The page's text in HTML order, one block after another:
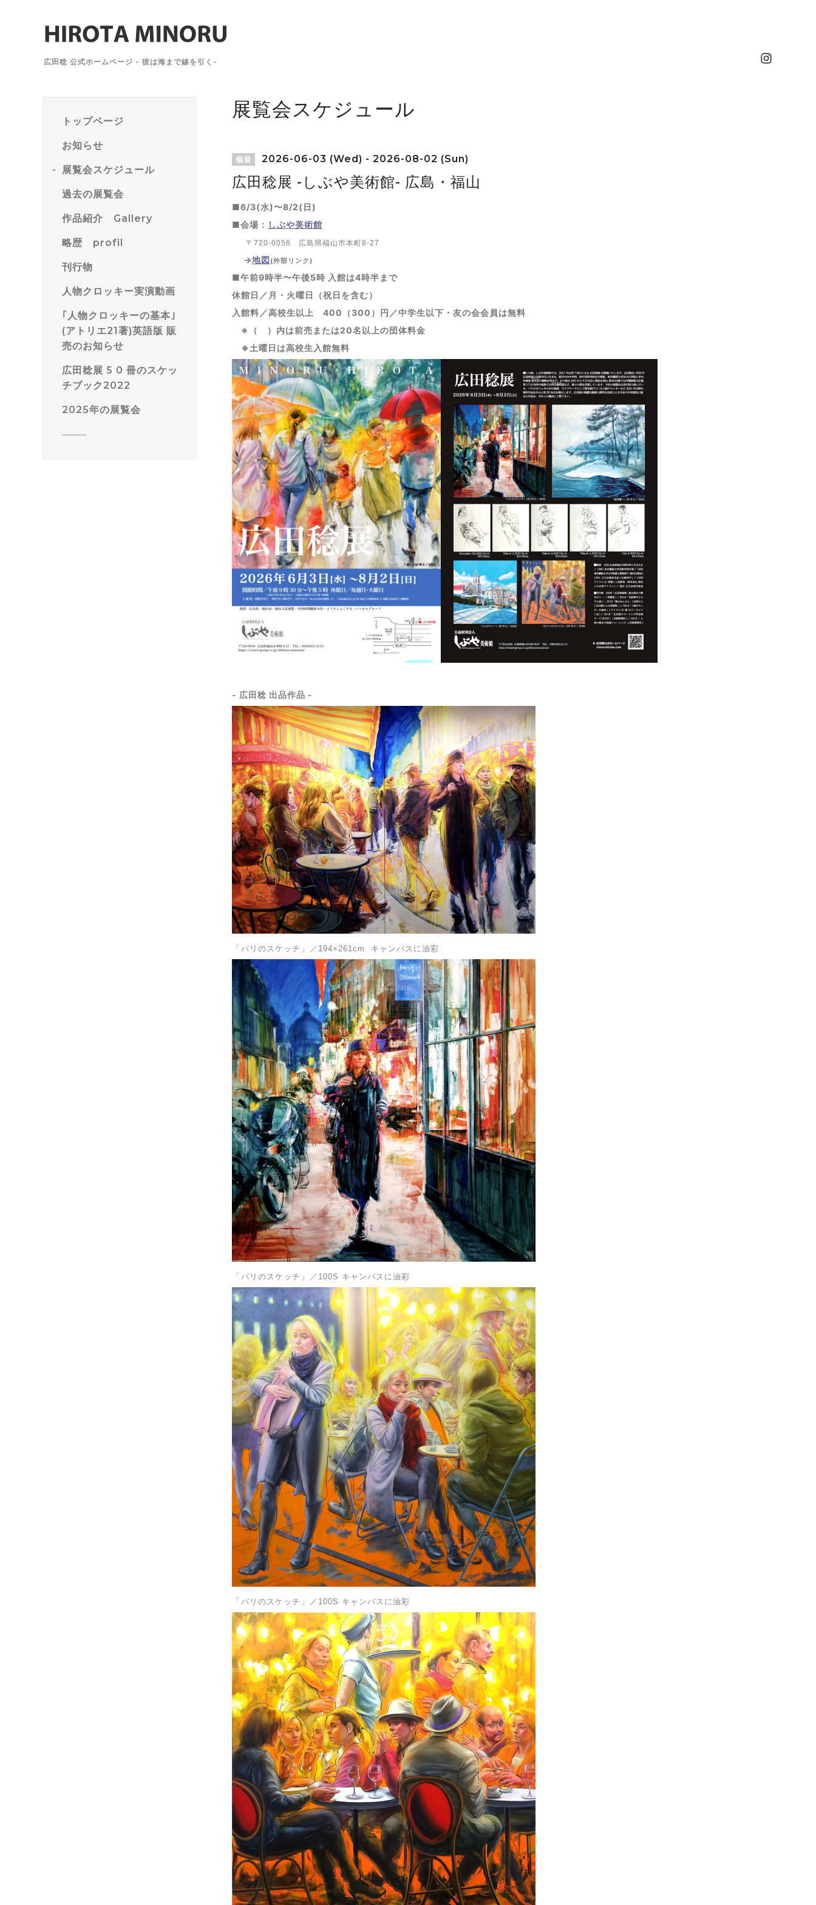
広田稔 公式ホームページ - 彼は海まで線を引く-
トップページ
お知らせ
展覧会スケジュール
過去の展覧会
作品紹介 Gallery
略歴 profil
刊行物
人物クロッキー実演動画
｢人物クロッキーの基本｣
(アトリエ21著)英語版 販
売のお知らせ
広田稔展 5 0 冊のスケッ
チブック2022
2025年の展覧会
展覧会スケジュール
個展 2026-06-03 (Wed) - 2026-08-02 (Sun)
広田稔展 -しぶや美術館- 広島・福山
■6/3(水)〜8/2(日)
■会場： しぶや美術館
〒720-0056 広島県福山市本町8-27
→地図 (外部リンク)
■午前9時半〜午後5時 入館は4時半まで
休館日／月・火曜日（祝日を含む）
入館料／高校生以上 400（300）円／中学生以下・友の会会員は無料
※（ ）内は前売または20名以上の団体料金
※土曜日は高校生入館無料
- 広田稔 出品作品 -
「パリのスケッチ 」 ／194×261cm キャンバスに油彩
「パリのスケッチ 」 ／100S キャンバスに油彩
「パリのスケッチ 」 ／100S キャンバスに油彩